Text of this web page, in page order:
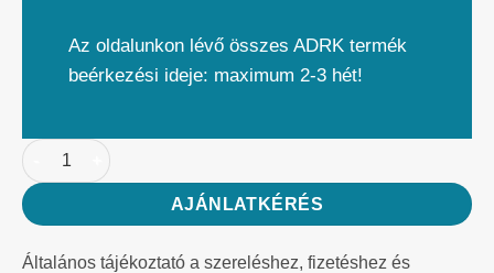
Az oldalunkon lévő összes ADRK termék
beérkezési ideje: maximum 2-3 hét!
AJÁNLATKÉRÉS
Általános tájékoztató a szereléshez, fizetéshez és